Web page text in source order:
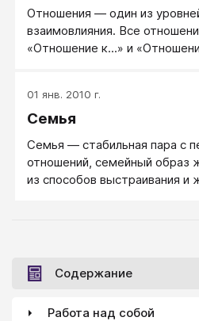
готов учиться любить, мало
в отношения, чтобы они
любовью.
Отношения — один из
взаимовлияния. Все
«Отношение к...» и
01 янв. 2010 г.
Семья
Семья — стабильная пара с
отношений, семейный образ
из способов выстраивания и
Содержание
Работа над собой